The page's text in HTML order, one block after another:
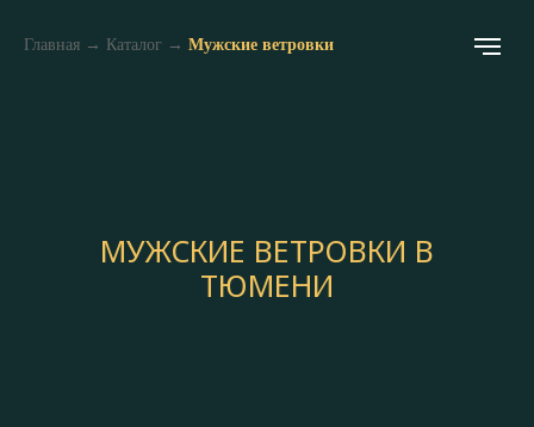
Главная → Каталог → Мужские ветровки
МУЖСКИЕ ВЕТРОВКИ В
ТЮМЕНИ